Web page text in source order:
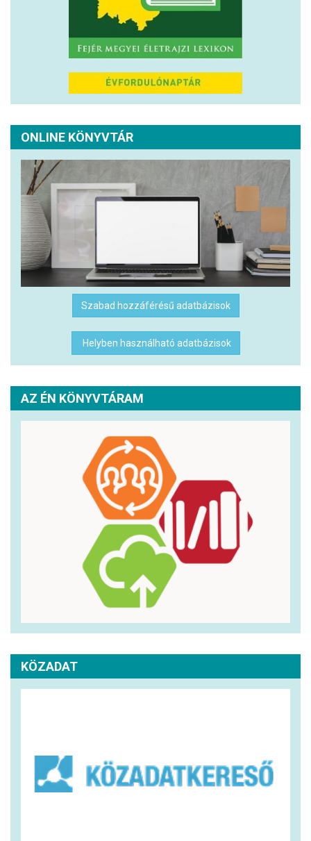
ONLINE KÖNYVTÁR
Szabad hozzáférésű adatbázisok
Helyben használható adatbázisok
AZ ÉN KÖNYVTÁRAM
KÖZADAT